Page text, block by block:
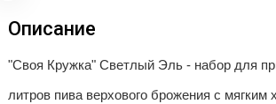
Описание
"Своя Кружка" Светлый Эль - набор для
литров пива верхового брожения с